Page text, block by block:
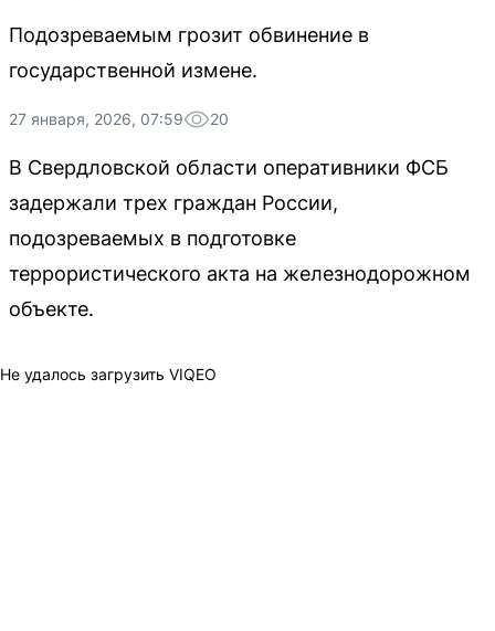
Подозреваемым грозит обвинение в
государственной измене.
27 января, 2026, 07:59 20
В Свердловской области оперативники ФСБ
задержали трех граждан России,
подозреваемых в подготовке
террористического акта на железнодорожном
объекте.
Не удалось загрузить VIQEO